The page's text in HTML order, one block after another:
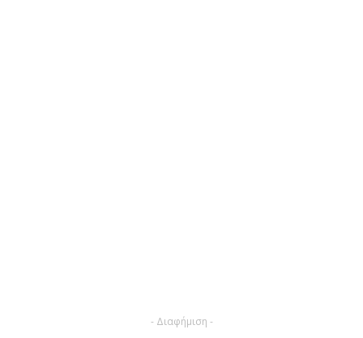
- Διαφήμιση -